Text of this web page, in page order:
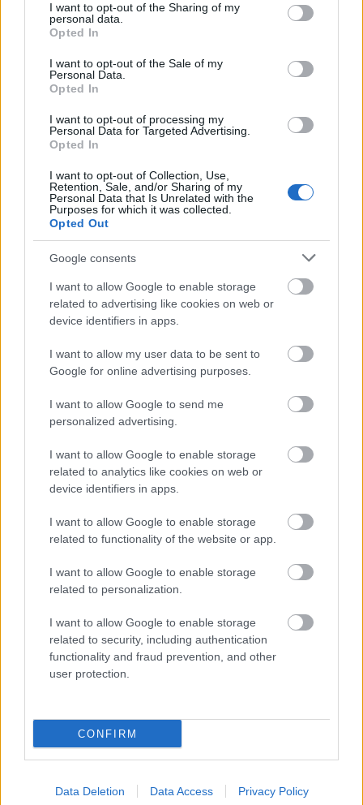
not limited to your visit or usage behaviour. You may click to
grant or deny consent to Google and its third-party tags to
use your data for below specified purposes in below Google
consent section.
I want to opt-out of the Sharing of my
personal data.
Opted In
I want to opt-out of the Sale of my
Personal Data.
Opted In
I want to opt-out of processing my
Personal Data for Targeted Advertising.
Opted In
I want to opt-out of Collection, Use,
Retention, Sale, and/or Sharing of my
Personal Data that Is Unrelated with the
Purposes for which it was collected.
Opted Out
Google consents
I want to allow Google to enable storage
related to advertising like cookies on web or
device identifiers in apps.
I want to allow my user data to be sent to
Google for online advertising purposes.
I want to allow Google to send me
personalized advertising.
I want to allow Google to enable storage
related to analytics like cookies on web or
device identifiers in apps.
I want to allow Google to enable storage
related to functionality of the website or app.
I want to allow Google to enable storage
related to personalization.
I want to allow Google to enable storage
related to security, including authentication
functionality and fraud prevention, and other
user protection.
CONFIRM
Data Deletion Data Access Privacy Policy
Τα Προπύλαια, ο ναός της Αθηνάς Νίκης, το
Ερεχθείο και, φυσικά, ο Παρθενώνας θα σας
του Αττικού, το θέατρο του Διονύσου, το
Ασκληπειίο, η στοά του Ευμένους, θα σας
αποκαλύψουν τον ρόλο τους στην αρχαία Αθήνα
και σε συνδυασμό με την πανοραμική θέα της
σύγχρονης πόλης, θα μάθετε την ιστορία της.
Δείτε ακόμα: Ελάτε μαζί μας σε μια όμορφη
ξενάγηση στα μουσεία της Κηφισιάς